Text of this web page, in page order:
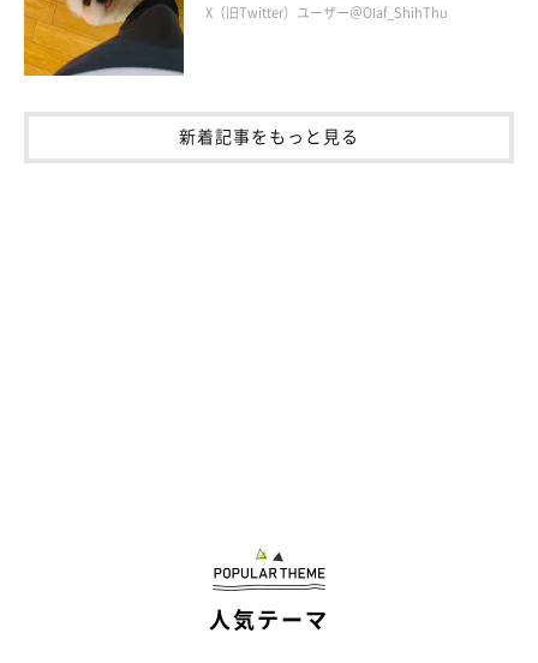
X（旧Twitter）ユーザー＠Olaf_ShihThu
新着記事をもっと見る
人気テーマ